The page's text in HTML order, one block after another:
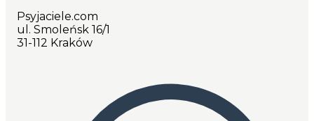
Psyjaciele.com
ul. Smoleńsk 16/1
31-112 Kraków